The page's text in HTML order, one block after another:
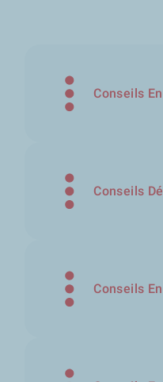
Conseils
Conseils
Conseils